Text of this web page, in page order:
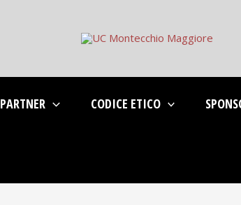
PARTNER CODICE ETICO